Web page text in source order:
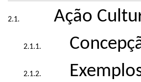
Ação